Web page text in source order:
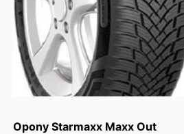
Opony Starmaxx Maxx Out